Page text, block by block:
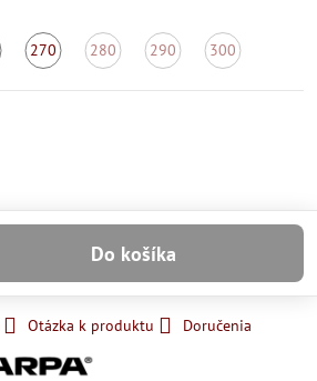
270
280
290
300
Do košíka
Otázka k produktu
Doručenia